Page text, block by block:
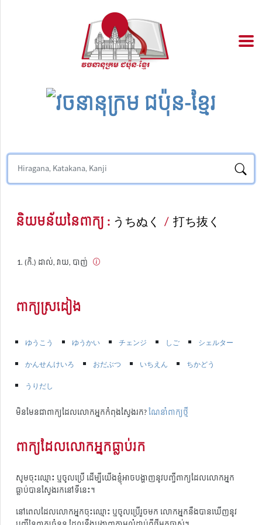
និយមន័យនៃពាក្យ : うちぬく / 打ち抜く
(កិ.) ដាល់, វាយ, បាញ់
ពាក្យស្រដៀង
ゆうこう ゆうかい チェンジ しご
シェルター
かんせんけいろ
おだぶつ いちえん
ちかどう
うりだし
មិនមែនជាពាក្យដែលលោកអ្នកកំពុងស្វែងរក?ណែនាំពាក្យថ្មី
ពាក្យដែលលោកអ្នកធ្លាប់រក
សូមចុះឈ្មោះ ឬចូលប្រើ ដើម្បីយើងខ្ញុំអាចបង្ហាញនូវបញ្ជីពាក្យដែលលោកអ្នក
ធ្លាប់បានស្វែងរកនៅទីនេះ។
នៅពេលដែលលោកអ្នកចុះឈ្មោះ ឬចូលប្រើរួចមក លោកអ្នកនឹងបានឃើញនូវ